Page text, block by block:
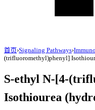
首页›Signaling Pathways›
(trifluoromethyl)phenyl]
S-ethyl N-[4-
Isothiourea